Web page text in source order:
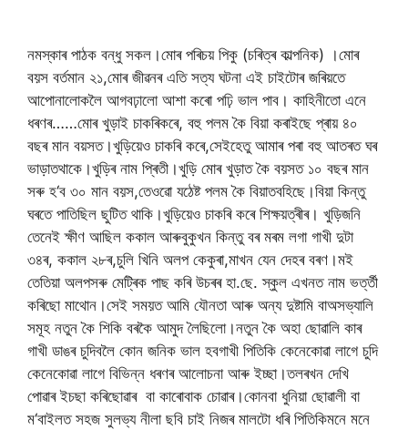
নমস্কাৰ পাঠক বন্ধু সকল।মোৰ পৰিচয় পিকু (চৰিত্ৰ কাল্পনিক) ।মোৰ
বয়স বৰ্তমান ২১,মোৰ জীৱনৰ এতি সত্য ঘটনাএই চাইটোৰ জৰিয়তে
আপোনালোকলৈ আগবঢ়ালো আশা কৰো পঢ়ি ভাল পাব। কাহিনীতো এনে
ধৰণৰ……মোৰ খুড়াই চাকৰিকৰে, বহু পলম কৈ বিয়া কৰাইছে প্ৰায় ৪০
বছৰ মান বয়সত।খুড়িয়েও চাকৰি কৰে,সেইহেতু আমাৰ পৰা বহু আতৰত ঘৰ
ভাড়াতথাকে।খুড়িৰ নাম প্ৰিতী।খুড়ি মোৰ খুড়াত কৈ বয়সত ১০ বছৰ মান
সৰু হ‘ব ৩০ মান বয়স,তেওৱো যঠেষ্ট পলম কৈ বিয়াতবহিছে।বিয়া কিন্তু
ঘৰতে পাতিছিল ছুটিত থাকি।খুড়িয়েও চাকৰি কৰে শিক্ষয়ত্ৰীৰ। খুড়িজনি
তেনেই ক্ষীণ আছিল ককাল আৰুবুকুখন কিন্তু বৰ মৰম লগা গাখী দুটা
৩৪ৰ, ককাল ২৮ৰ,চুলি খিনি অলপ কেকুৰা,মাখন যেন দেহৰ বৰণ।মই
তেতিয়া অলপসৰু মেট্ৰিক পাছ কৰি উচৰৰ হা.ছে.স্কুল এখনত নাম ভৰ্ত্তী
কৰিছো মাথোন।সেই সময়ত আমি যৌনতা আৰু অন্য দুষ্টামি বাঅসভ্যালি
সমূহ নতুন কৈ শিকি বৰকৈ আমুদ লৈছিলো।নতুন কৈ অহা ছোৱালি কাৰ
গাখী ডাঙৰ চুদিবলৈ কোন জনিক ভাল হবগাখী পিতিকি কেনেকোৱা লাগে চুদি
কেনেকোৱা লাগে বিভিন্ন ধৰণৰ আলোচনা আৰু ইচ্ছা।তলৰখন দেখি
পোৱাৰ ইচছা কৰিছোৱাৰ বা কাৰোবাক চোৱাৰ।কোনবা ধুনিয়া ছোৱালী বা
ম‘বাইলত সহজ সুলভ্য নীলা ছবি চাই নিজৰ মালটো ধৰি পিতিকিমনে মনে